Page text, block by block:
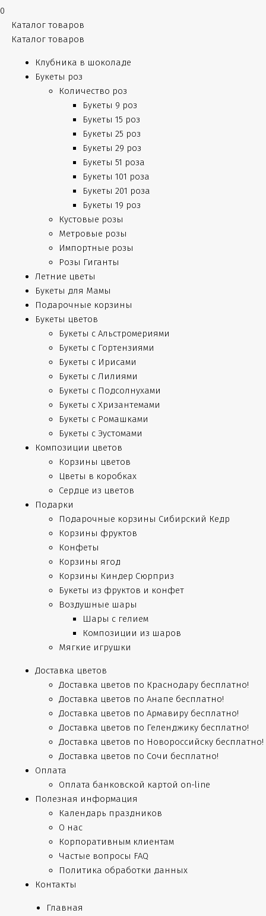
0
Каталог товаров
Каталог товаров
Клубника в шоколаде
Букеты роз
Количество роз
Букеты 9 роз
Букеты 15 роз
Букеты 25 роз
Букеты 29 роз
Букеты 51 роза
Букеты 101 роза
Букеты 201 роза
Букеты 19 роз
Кустовые розы
Метровые розы
Импортные розы
Розы Гиганты
Летние цветы
Букеты для Мамы
Подарочные корзины
Букеты цветов
Букеты с Альстромериями
Букеты с Гортензиями
Букеты с Ирисами
Букеты с Лилиями
Букеты с Подсолнухами
Букеты с Хризантемами
Букеты с Ромашками
Букеты с Эустомами
Композиции цветов
Корзины цветов
Цветы в коробках
Сердце из цветов
Подарки
Подарочные корзины Сибирский Кедр
Корзины фруктов
Конфеты
Корзины ягод
Корзины Киндер Сюрприз
Букеты из фруктов и конфет
Воздушные шары
Шары с гелием
Композиции из шаров
Мягкие игрушки
Доставка цветов
Доставка цветов по Краснодару бесплатно!
Доставка цветов по Анапе бесплатно!
Доставка цветов по Армавиру бесплатно!
Доставка цветов по Геленджику бесплатно!
Доставка цветов по Новороссийску бесплатно!
Доставка цветов по Сочи бесплатно!
Оплата
Оплата банковской картой on-line
Полезная информация
Календарь праздников
О нас
Корпоративным клиентам
Частые вопросы FAQ
Политика обработки данных
Контакты
Главная